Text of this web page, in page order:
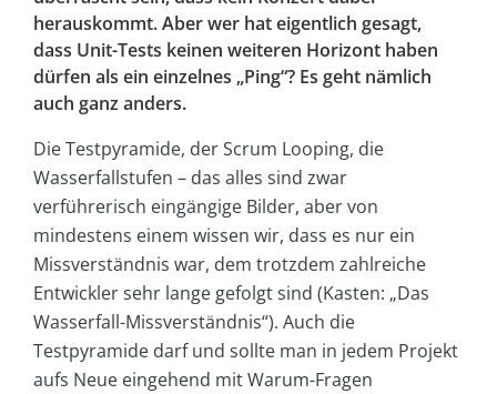
herauskommt. Aber wer hat eigentlich gesagt,
dass Unit-Tests keinen weiteren Horizont haben
dürfen als ein einzelnes „Ping“? Es geht nämlich
auch ganz anders.
Die Testpyramide, der Scrum Looping, die
Wasserfallstufen – das alles sind zwar
verführerisch eingängige Bilder, aber von
mindestens einem wissen wir, dass es nur ein
Missverständnis war, dem trotzdem zahlreiche
Entwickler sehr lange gefolgt sind (Kasten: „Das
Wasserfall-Missverständnis“). Auch die
Testpyramide darf und sollte man in jedem Projekt
aufs Neue eingehend mit Warum-Fragen